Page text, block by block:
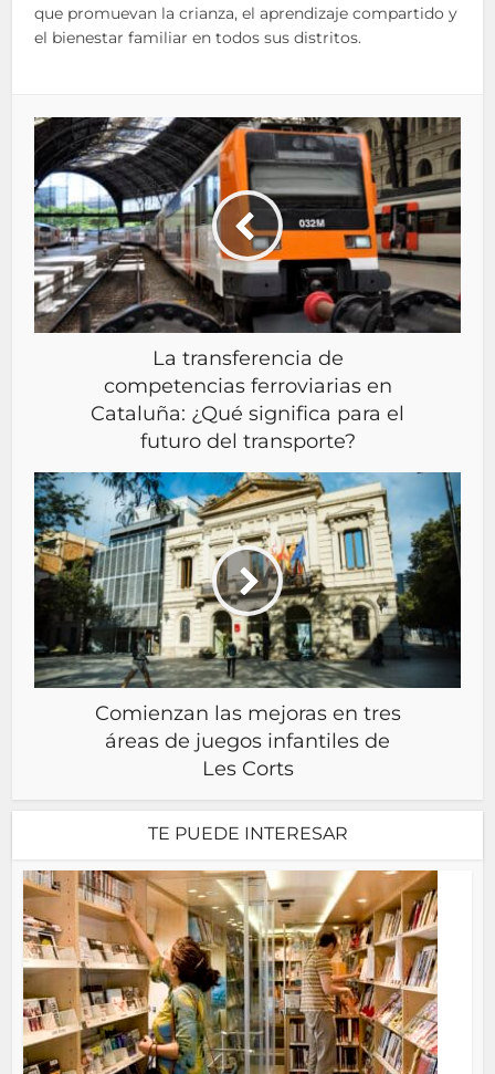
que promuevan la crianza, el aprendizaje compartido y
el bienestar familiar en todos sus distritos.
La transferencia de
competencias ferroviarias en
Cataluña: ¿Qué significa para el
futuro del transporte?
Comienzan las mejoras en tres
áreas de juegos infantiles de
Les Corts
TE PUEDE INTERESAR